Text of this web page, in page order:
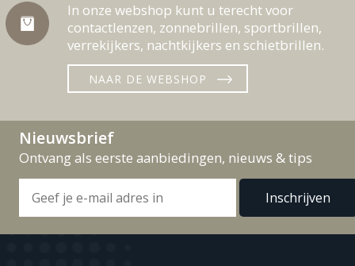
In onze webshop kunt u terecht voor
contactlenzen, zonnebrillen, sportbrillen,
verrekijkers, nachtkijkers en schietbrillen.
NAAR DE WEBSHOP
Nieuwsbrief
Ontvang als eerste aanbiedingen, nieuws & tips